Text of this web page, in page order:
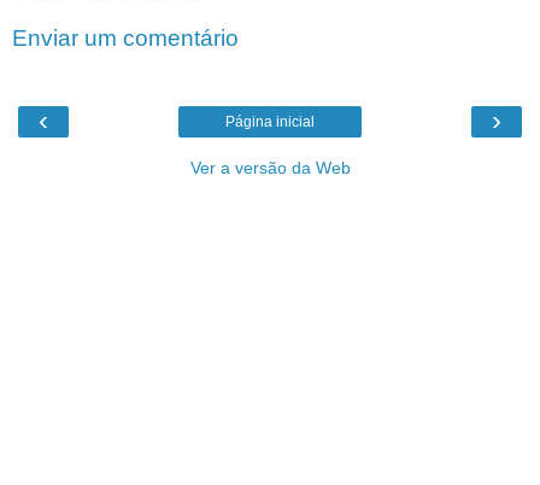
Enviar um comentário
‹ ›
Página inicial
Ver a versão da Web